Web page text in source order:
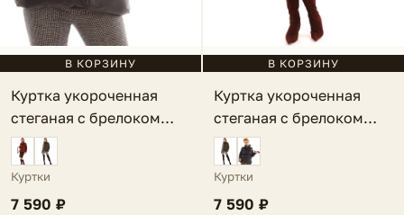
В КОРЗИНУ
Куртка укороченная
стеганая с брелоком
темно-синяя Paola
Куртки
7 590 ₽
В КОРЗИНУ
Куртка укороченная
стеганая с брелоком
бордовая Paola
Куртки
7 590 ₽